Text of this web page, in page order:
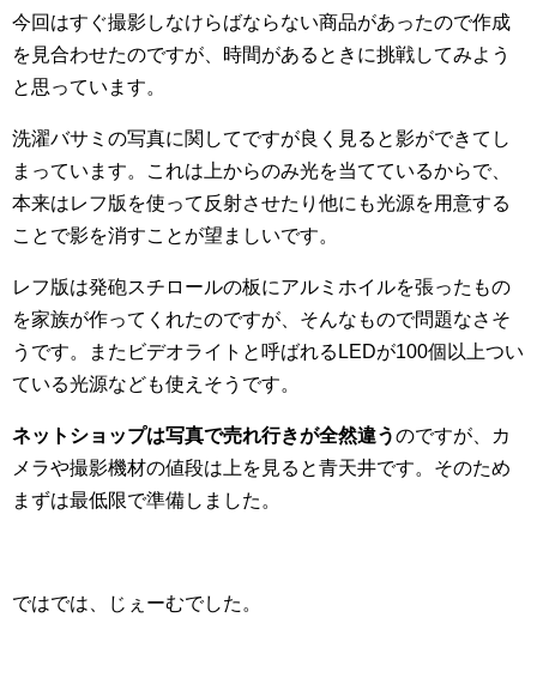
今回はすぐ撮影しなけらばならない商品があったので作成
を見合わせたのですが、時間があるときに挑戦してみよう
と思っています。
洗濯バサミの写真に関してですが良く見ると影ができてし
まっています。これは上からのみ光を当てているからで、
本来はレフ版を使って反射させたり他にも光源を用意する
ことで影を消すことが望ましいです。
レフ版は発砲スチロールの板にアルミホイルを張ったもの
を家族が作ってくれたのですが、そんなもので問題なさそ
うです。またビデオライトと呼ばれるLEDが100個以上つい
ている光源なども使えそうです。
ネットショップは写真で売れ行きが全然違うのですが、カ
メラや撮影機材の値段は上を見ると青天井です。そのため
まずは最低限で準備しました。
ではでは、じぇーむでした。